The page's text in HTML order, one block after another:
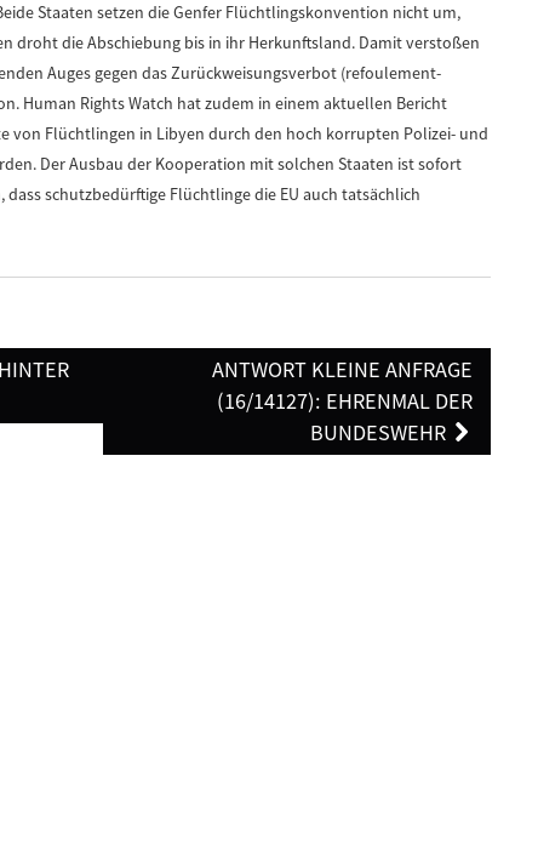
Staaten setzen die Genfer Flüchtlingskonvention nicht um,
droht die Abschiebung bis in ihr Herkunftsland. Damit verstoßen
Auges gegen das Zurückweisungsverbot (refoulement-
Human Rights Watch hat zudem in einem aktuellen Bericht
von Flüchtlingen in Libyen durch den hoch korrupten Polizei- und
Der Ausbau der Kooperation mit solchen Staaten ist sofort
schutzbedürftige Flüchtlinge die EU auch tatsächlich
ANTWORT KLEINE ANFRAGE
(16/14127): EHRENMAL DER
BUNDESWEHR